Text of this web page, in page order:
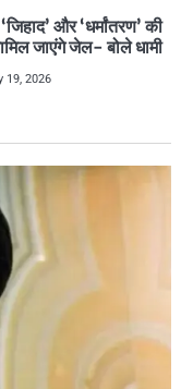
और ‘धर्मांतरण’ की
जाएंगे जेल- बोले धामी
19, 2026